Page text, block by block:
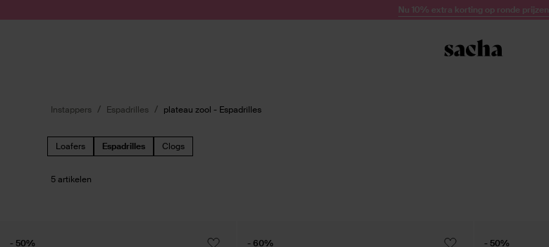
Nu 10% extra korting op ronde prijzen
Instappers Espadrilles plateau zool - Espadrilles
Loafers Espadrilles Clogs
5 artikelen
- 50% - 60% - 50%